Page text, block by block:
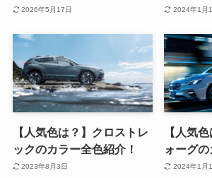
2026年5月17日 2024年1月
【人気色は？】クロストレ
ックのカラー全色紹介！
2023年8月3日
【人気
ォーグ
2024年1月